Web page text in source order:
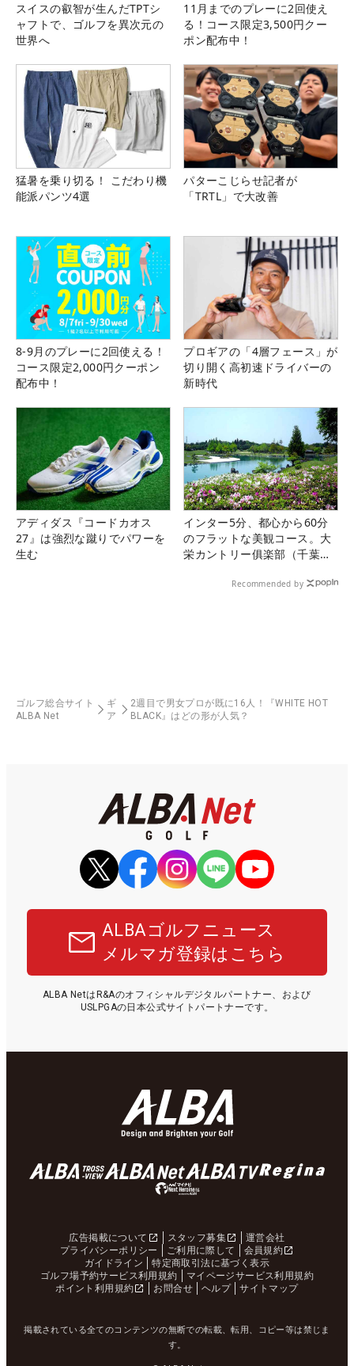
スイスの叡智が生んだTPTシ
ャフトで、ゴルフを異次元の
世界へ
11月までのプレーに2回使え
る！コース限定3,500円クー
ポン配布中！
猛暑を乗り切る！ こだわり機
能派パンツ4選
パターこじらせ記者が
「TRTL」で大改善
8-9月のプレーに2回使える！
コース限定2,000円クーポン
配布中！
プロギアの「4層フェース」が
切り開く高初速ドライバーの
新時代
アディダス『コードカオス
27』は強烈な蹴りでパワーを
生む
インター5分、都心から60分
のフラットな美観コース。大
栄カントリー俱楽部（千葉
Recommended by
ゴルフ総合サイト
ALBA Net
ギ
ア
2週目で男女プロが既に16人！『WHITE HOT
BLACK』はどの形が人気？
ALBAゴルフニュース
メルマガ登録はこちら
ALBA NetはR&Aのオフィシャルデジタルパートナー、および
USLPGAの日本公式サイトパートナーです。
広告掲載について スタッフ募集
運営会社
プライバシーポリシー
ご利用に際して
会員規約
ガイドライン
特定商取引法に基づく表示
ゴルフ場予約サービス利用規約
マイページサービス利用規約
ポイント利用規約
お問合せ ヘルプ サイトマップ
掲載されている全てのコンテンツの無断での転載、転用、コピー等は禁じま
す。